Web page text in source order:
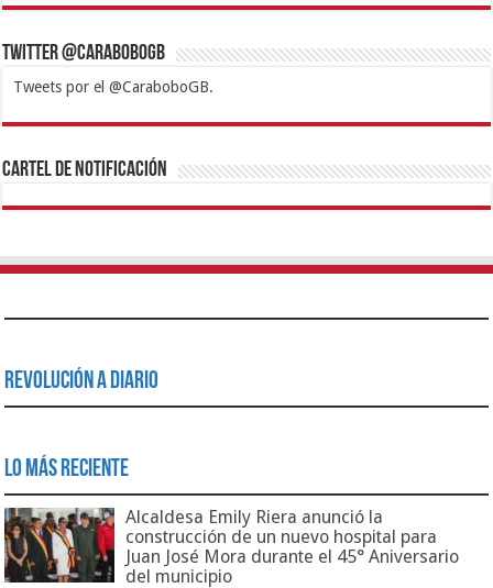
Twitter @CaraboboGB
Tweets por el @CaraboboGB.
1xbetBetturkeyBetistKralbetSupertotobetTipobetMatadorbetMariobet
https://mvbcasino.com/
Cartel de Notificación
Revolución a Diario
Lo Más Reciente
Alcaldesa Emily Riera anunció la
construcción de un nuevo hospital para
Juan José Mora durante el 45° Aniversario
del municipio